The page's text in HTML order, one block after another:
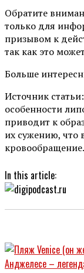
Обратите
только для
призывом к
так как это
Больше
Источник
особенности
приводит к
их сужению, что
кровообращение.
In this article: